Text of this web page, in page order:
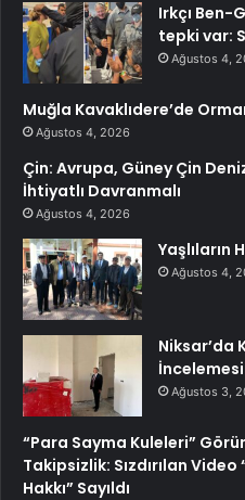
Irkçı Ben-
tepki var:
Ağustos 4,
Muğla Kavaklıdere’de
Ağustos 4, 2026
Çin: Avrupa, Güney Çin
İhtiyatlı Davranmalı
Ağustos 4, 2026
Yaşlıların
Ağustos 4,
Niksar’da
İncelemesi
Ağustos 3,
“Para Sayma Kuleleri”
Takipsizlik: Sızdırılan
Hakkı” Sayıldı